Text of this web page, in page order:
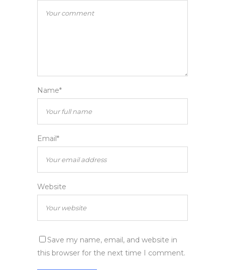
Name*
Email*
Website
Save my name, email, and website in
this browser for the next time I comment.